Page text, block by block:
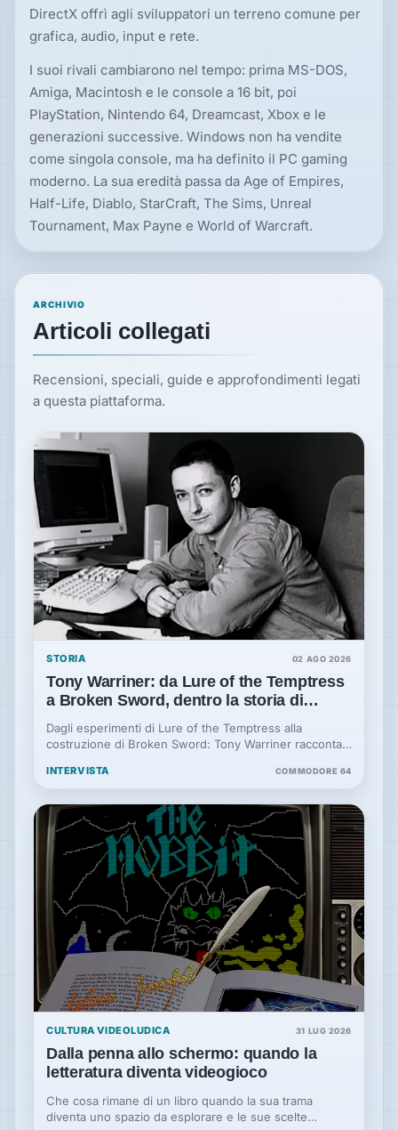
DirectX offrì agli sviluppatori un terreno comune per
grafica, audio, input e rete.
I suoi rivali cambiarono nel tempo: prima MS-DOS,
Amiga, Macintosh e le console a 16 bit, poi
PlayStation, Nintendo 64, Dreamcast, Xbox e le
generazioni successive. Windows non ha vendite
come singola console, ma ha definito il PC gaming
moderno. La sua eredità passa da Age of Empires,
Half-Life, Diablo, StarCraft, The Sims, Unreal
Tournament, Max Payne e World of Warcraft.
ARCHIVIO
Articoli collegati
Recensioni, speciali, guide e approfondimenti legati
a questa piattaforma.
STORIA 02 AGO 2026
Tony Warriner: da Lure of the Temptress
a Broken Sword, dentro la storia di
Dagli esperimenti di Lure of the Temptress alla
costruzione di Broken Sword: Tony Warriner racconta
INTERVISTA COMMODORE 64
CULTURA VIDEOLUDICA 31 LUG 2026
Dalla penna allo schermo: quando la
letteratura diventa videogioco
Che cosa rimane di un libro quando la sua trama
diventa uno spazio da esplorare e le sue scelte